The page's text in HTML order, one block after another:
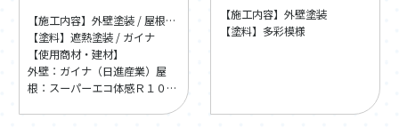
【施工内容】外壁塗装 / 屋根塗装
【塗料】遮熱塗装 / ガイナ
【使用商材・建材】
外壁：ガイナ（日進産業） 屋
根：スーパーエコ体感Ｒ１００
【施工内容】外壁塗装
【塗料】多彩模様